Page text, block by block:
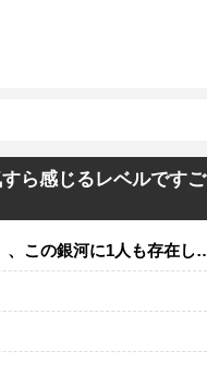
ら感じるレベルですご
に1人も存在しないｗｗｗｗ